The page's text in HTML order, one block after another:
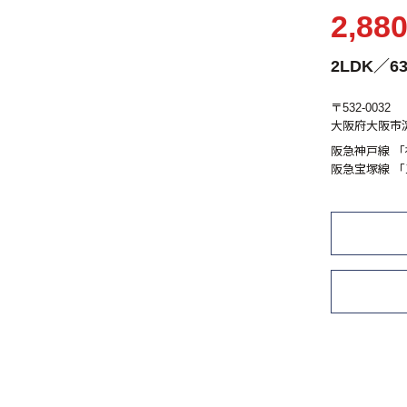
2LDK／
〒532-0032
大阪府大阪市
阪急神戸線
阪急宝塚線